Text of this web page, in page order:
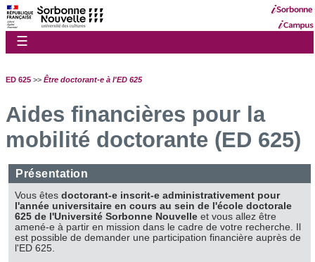
☰
ED 625 >> Être doctorant-e à l'ED 625
Aides financières pour la
mobilité doctorante (ED 625)
Présentation
Vous êtesdoctorant-e inscrit-e administrativement pour
l'année universitaire en cours au sein de l'école doctorale
625 de l'Université Sorbonne Nouvelleet vous allez être
amené-e à partir en mission dans le cadre de votre recherche. Il
est possible de demander une participation financière auprès de
l'ED 625.